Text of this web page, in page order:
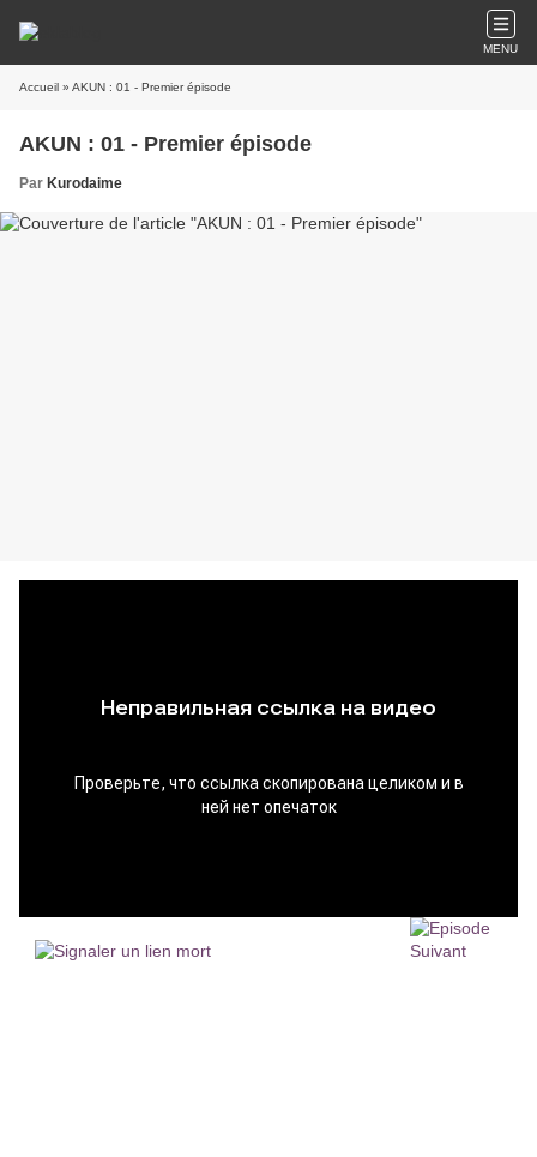
MENU
Accueil » AKUN : 01 - Premier épisode
AKUN : 01 - Premier épisode
Par Kurodaime